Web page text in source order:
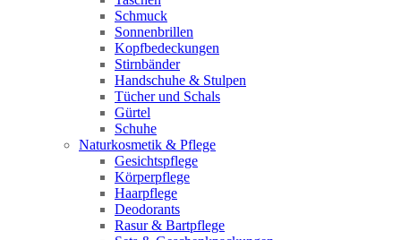
Schmuck
Sonnenbrillen
Kopfbedeckungen
Stirnbänder
Handschuhe & Stulpen
Tücher und Schals
Gürtel
Schuhe
Naturkosmetik & Pflege
Gesichtspflege
Körperpflege
Haarpflege
Deodorants
Rasur & Bartpflege